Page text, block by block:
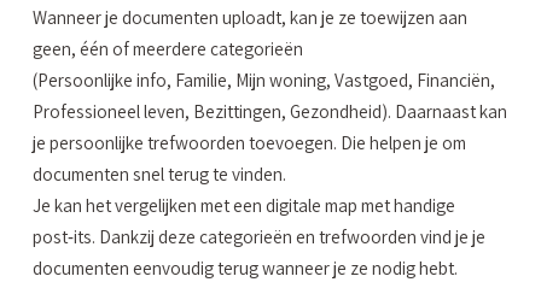
Wanneer je documenten uploadt, kan je ze toewijzen aan
geen, één of meerdere categorieën
(Persoonlijke info, Familie, Mijn woning, Vastgoed, Financiën,
Professioneel leven, Bezittingen, Gezondheid). Daarnaast kan
je persoonlijke trefwoorden toevoegen. Die helpen je om
documenten snel terug te vinden.
Je kan het vergelijken met een digitale map met handige
post‑its. Dankzij deze categorieën en trefwoorden vind je je
documenten eenvoudig terug wanneer je ze nodig hebt.